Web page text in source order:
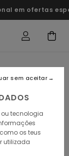
em ofertas
ou tecnologia
os teus
utilizada
sem aceitar